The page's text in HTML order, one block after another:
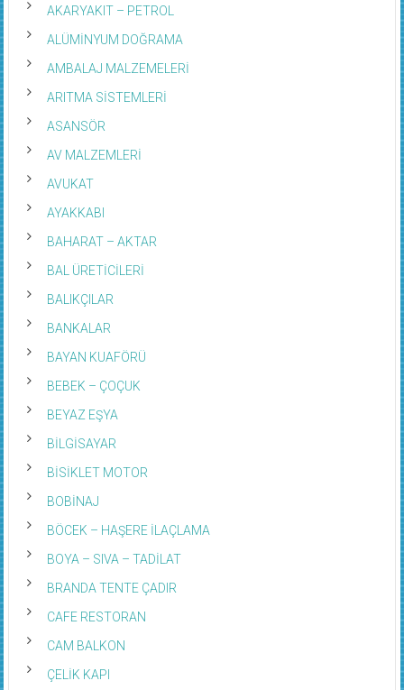
AKARYAKIT – PETROL
ALÜMİNYUM DOĞRAMA
AMBALAJ MALZEMELERİ
ARITMA SİSTEMLERİ
ASANSÖR
AV MALZEMLERİ
AVUKAT
AYAKKABI
BAHARAT – AKTAR
BAL ÜRETİCİLERİ
BALIKÇILAR
BANKALAR
BAYAN KUAFÖRÜ
BEBEK – ÇOÇUK
BEYAZ EŞYA
BİLGİSAYAR
BİSİKLET MOTOR
BOBİNAJ
BÖCEK – HAŞERE İLAÇLAMA
BOYA – SIVA – TADİLAT
BRANDA TENTE ÇADIR
CAFE RESTORAN
CAM BALKON
ÇELİK KAPI